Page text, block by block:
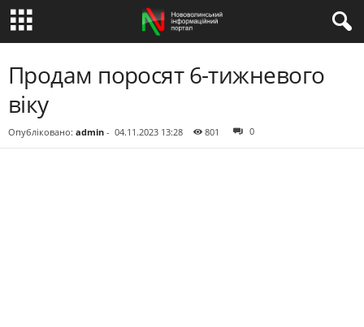
Продам поросят 6-тижневого
віку
Опубліковано: admin - 04.11.2023 13:28 801 0